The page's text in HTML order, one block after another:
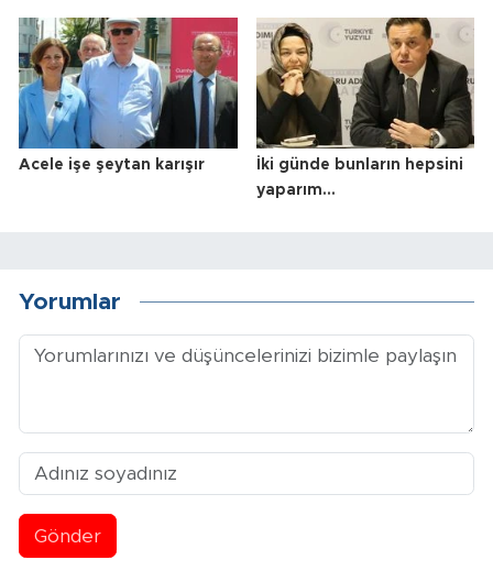
Acele işe şeytan karışır
İki günde bunların hepsini
yaparım…
Yorumlar
Gönder